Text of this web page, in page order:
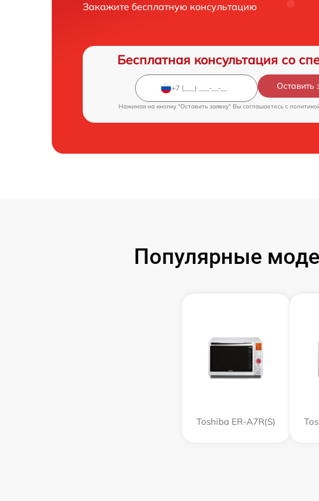
Закажите бесплатную консультацию
Бесплатная консультация со
Оставить
Нажимая на кнопку "Оставить заявку" Вы соглашаетесь c
Популярные
Toshiba ER-A7R(S)